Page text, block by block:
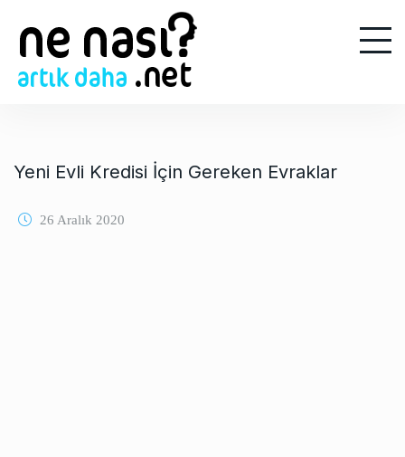
Yeni Evli Kredisi İçin Gereken Evraklar
26 Aralık 2020